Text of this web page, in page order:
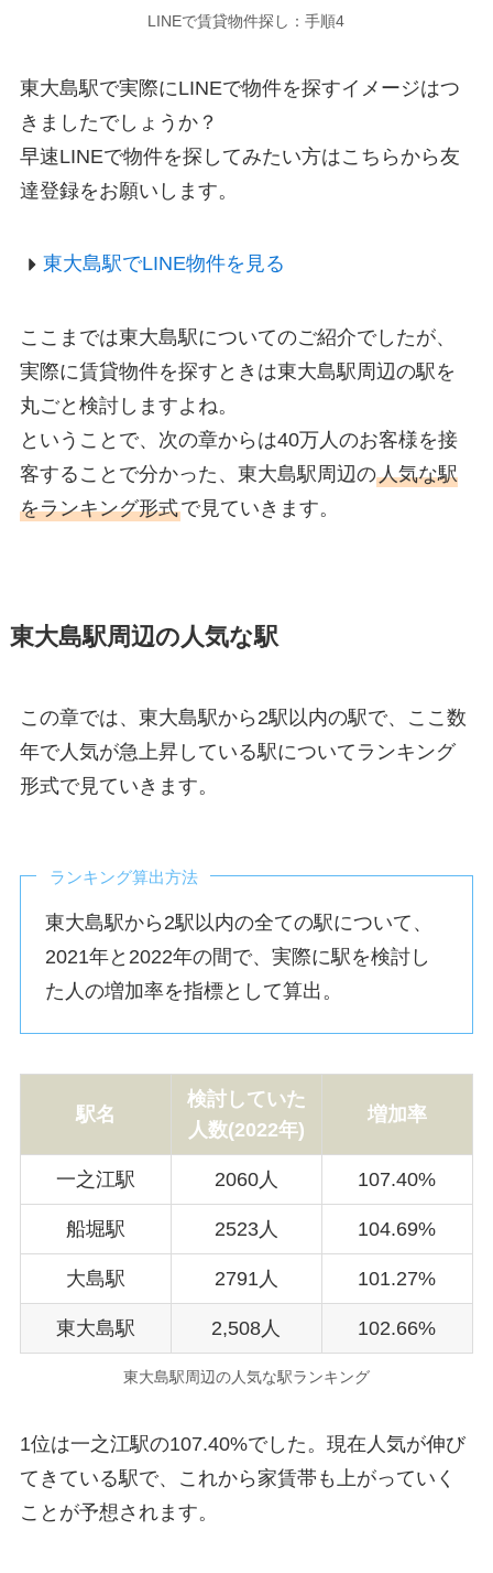
LINEで賃貸物件探し：手順4
東大島駅で実際にLINEで物件を探すイメージはつ
きましたでしょうか？
早速LINEで物件を探してみたい方はこちらから友
達登録をお願いします。
東大島駅でLINE物件を見る
ここまでは東大島駅についてのご紹介でしたが、
実際に賃貸物件を探すときは東大島駅周辺の駅を
丸ごと検討しますよね。
ということで、次の章からは40万人のお客様を接
客することで分かった、東大島駅周辺の人気な駅
をランキング形式で見ていきます。
東大島駅周辺の人気な駅
この章では、東大島駅から2駅以内の駅で、ここ数
年で人気が急上昇している駅についてランキング
形式で見ていきます。
ランキング算出方法
東大島駅から2駅以内の全ての駅について、
2021年と2022年の間で、実際に駅を検討し
た人の増加率を指標として算出。
駅名
検討していた
人数(2022年)
増加率
一之江駅 2060人 107.40%
船堀駅 2523人 104.69%
大島駅 2791人 101.27%
東大島駅 2,508人 102.66%
東大島駅周辺の人気な駅ランキング
1位は一之江駅の107.40%でした。現在人気が伸び
てきている駅で、これから家賃帯も上がっていく
ことが予想されます。